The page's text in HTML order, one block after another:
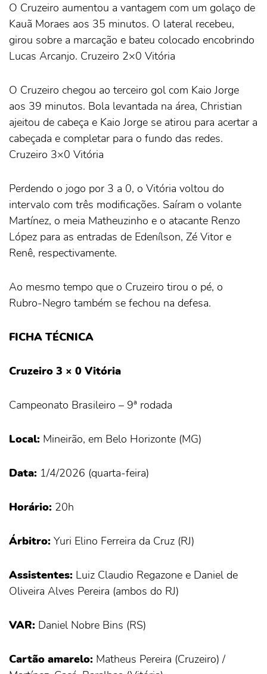
O Cruzeiro aumentou a vantagem com um golaço de
Kauã Moraes aos 35 minutos. O lateral recebeu,
girou sobre a marcação e bateu colocado encobrindo
Lucas Arcanjo. Cruzeiro 2×0 Vitória
O Cruzeiro chegou ao terceiro gol com Kaio Jorge
aos 39 minutos. Bola levantada na área, Christian
ajeitou de cabeça e Kaio Jorge se atirou para acertar a
cabeçada e completar para o fundo das redes.
Cruzeiro 3×0 Vitória
Perdendo o jogo por 3 a 0, o Vitória voltou do
intervalo com três modificações. Saíram o volante
Martínez, o meia Matheuzinho e o atacante Renzo
López para as entradas de Edenílson, Zé Vitor e
Renê, respectivamente.
Ao mesmo tempo que o Cruzeiro tirou o pé, o
Rubro-Negro também se fechou na defesa.
FICHA TÉCNICA
Cruzeiro 3 × 0 Vitória
Campeonato Brasileiro – 9ª rodada
Local: Mineirão, em Belo Horizonte (MG)
Data: 1/4/2026 (quarta-feira)
Horário: 20h
Árbitro: Yuri Elino Ferreira da Cruz (RJ)
Assistentes: Luiz Claudio Regazone e Daniel de
Oliveira Alves Pereira (ambos do RJ)
VAR: Daniel Nobre Bins (RS)
Cartão amarelo: Matheus Pereira (Cruzeiro) /